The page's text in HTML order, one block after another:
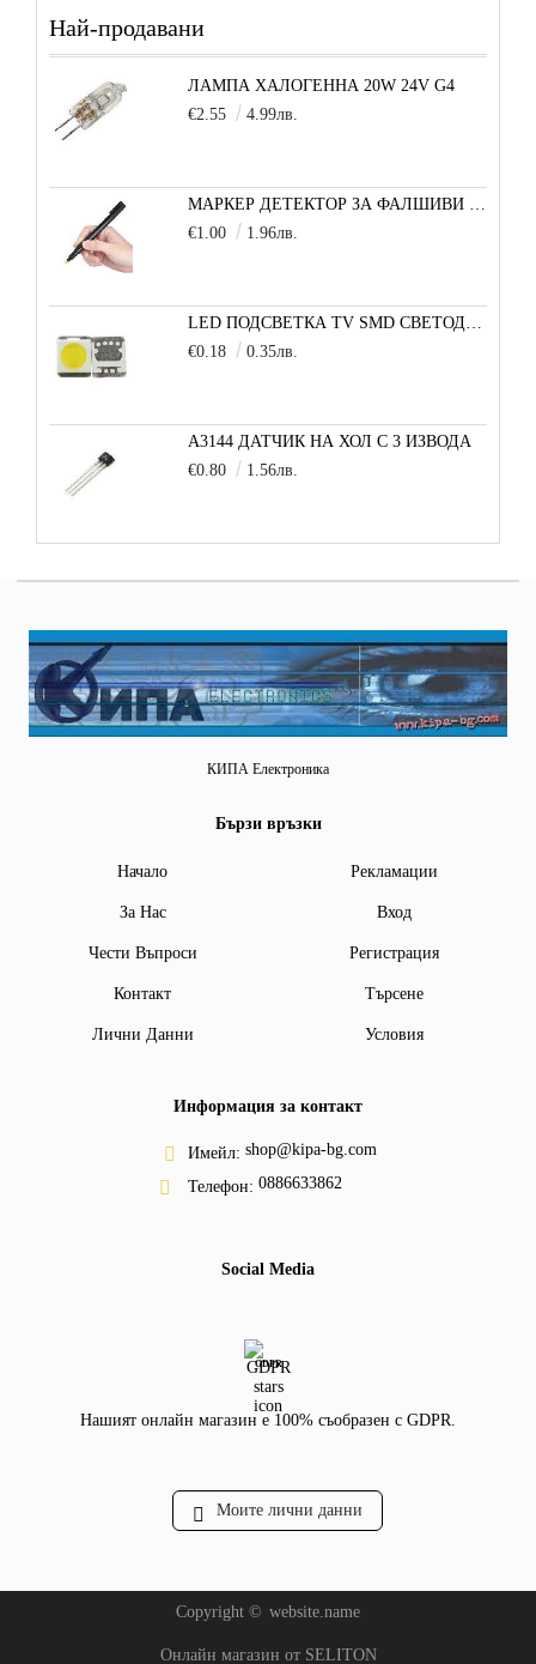
Най-продавани
ЛАМПА ХАЛОГЕННА 20W 24V G4
€2.55
4.99лв.
МАРКЕР ДЕТЕКТОР ЗА ФАЛШИВИ БАНКНОТИ
€1.00
1.96лв.
LED ПОДСВЕТКА TV SMD СВЕТОДИОД 2835 2W 3V МАЛКА+
€0.18
0.35лв.
A3144 ДАТЧИК НА ХОЛ С 3 ИЗВОДА
€0.80
1.56лв.
КИПА Електроника
Бързи връзки
Начало Рекламации
За Нас Вход
Чести Въпроси Регистрация
Контакт Търсене
Лични Данни Условия
Информация за контакт
Имейл: shop@kipa-bg.com
Телефон: 0886633862
Social Media
GDPR
Нашият онлайн магазин е 100% съобразен с GDPR.
Моите лични данни
Copyright © website.name
Онлайн магазин от SELITON